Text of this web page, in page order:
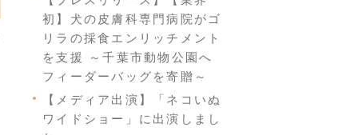
初】犬の皮膚科専門病院がゴ
リラの採食エンリッチメント
を支援 ～千葉市動物公園へ
フィーダーバッグを寄贈～
【メディア出演】「ネコいぬ
ワイドショー」に出演しまし